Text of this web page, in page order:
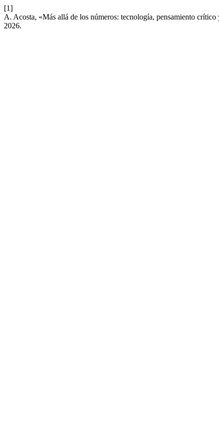
[1]
A. Acosta, «Más allá de los números: tecnología, pensamiento
2026.